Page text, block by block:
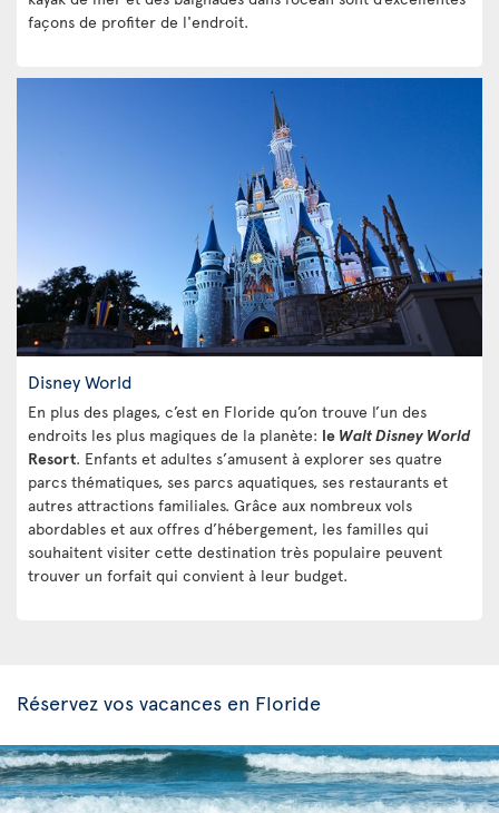
façons de profiter de l'endroit.
Disney World
En plus des plages, c’est en Floride qu’on trouve l’un des
endroits les plus magiques de la planète: le Walt Disney World
Resort. Enfants et adultes s’amusent à explorer ses quatre
parcs thématiques, ses parcs aquatiques, ses restaurants et
autres attractions familiales. Grâce aux nombreux vols
abordables et aux offres d’hébergement, les familles qui
souhaitent visiter cette destination très populaire peuvent
trouver un forfait qui convient à leur budget.
Réservez vos vacances en Floride